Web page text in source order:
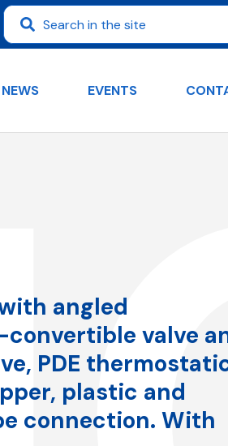
NEWS EVENTS
angled
valve
PDE
plastic and
connection. With